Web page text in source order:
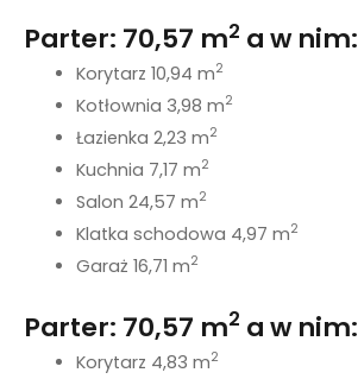
Parter: 70,57 m2 a w nim:
Korytarz 10,94 m2
Kotłownia 3,98 m2
Łazienka 2,23 m2
Kuchnia 7,17 m2
Salon 24,57 m2
Klatka schodowa 4,97 m2
Garaż 16,71 m2
Parter: 70,57 m2 a w nim:
Korytarz 4,83 m2